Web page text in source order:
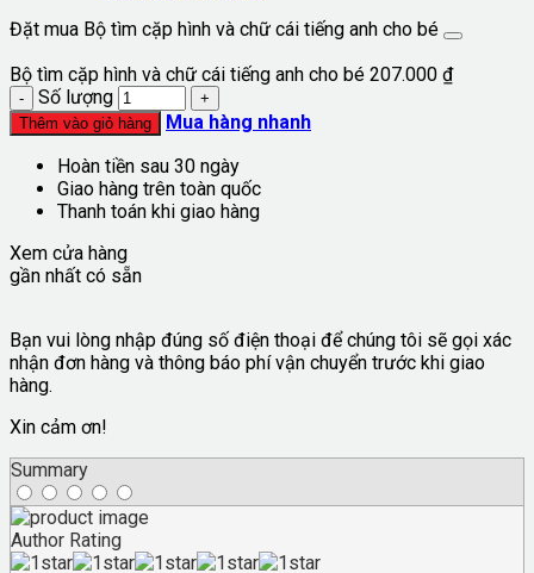
Đặt mua Bộ tìm cặp hình và chữ cái tiếng anh cho bé
Bộ tìm cặp hình và chữ cái tiếng anh cho bé 207.000 ₫
Số lượng
Thêm vào giỏ hàng
Mua hàng nhanh
Hoàn tiền sau 30 ngày
Giao hàng trên toàn quốc
Thanh toán khi giao hàng
Xem cửa hàng
gần nhất có sẵn
Bạn vui lòng nhập đúng số điện thoại để chúng tôi sẽ gọi xác
nhận đơn hàng và thông báo phí vận chuyển trước khi giao
hàng.
Xin cảm ơn!
Summary
Author Rating